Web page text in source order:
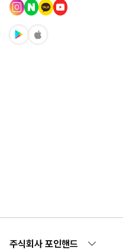
주식회사 포인핸드